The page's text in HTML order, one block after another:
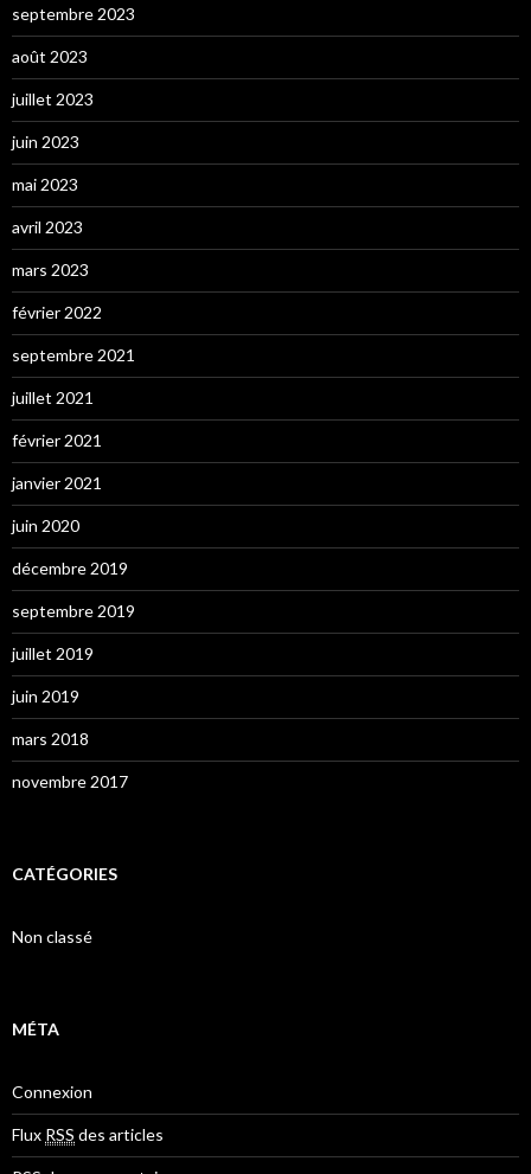
septembre 2023
août 2023
juillet 2023
juin 2023
mai 2023
avril 2023
mars 2023
février 2022
septembre 2021
juillet 2021
février 2021
janvier 2021
juin 2020
décembre 2019
septembre 2019
juillet 2019
juin 2019
mars 2018
novembre 2017
CATÉGORIES
Non classé
MÉTA
Connexion
Flux RSS des articles